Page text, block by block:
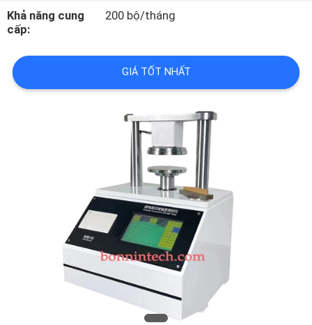
KIỂM
SOÁT
CHẤT
Khả năng cung
cấp:
200 bộ/tháng
GIÁ TỐT NHẤT